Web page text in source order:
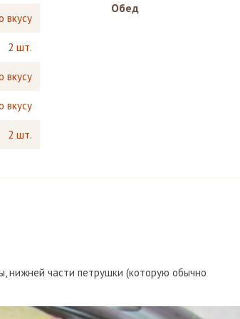
вкусу
2 шт.
вкусу
вкусу
2 шт.
Обед
нижней части петрушки (которую обычно